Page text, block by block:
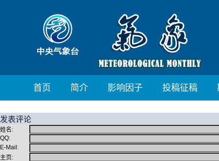
首页 简介 影响因子 投稿征稿
发表评论
姓名:
QQ:
E-Mail:
主页: